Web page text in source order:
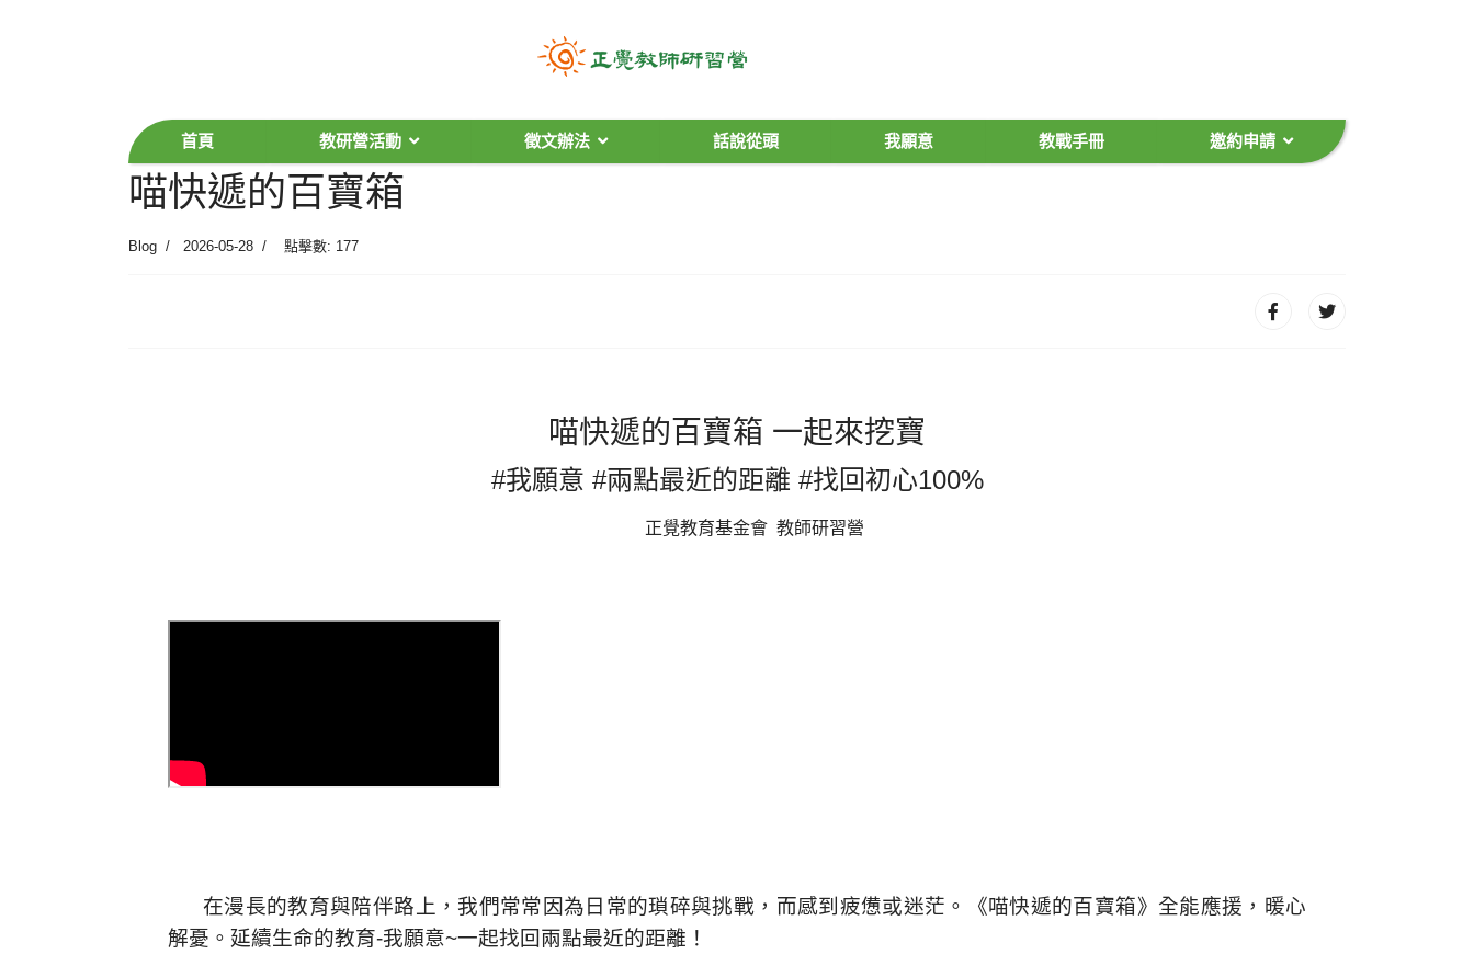
首頁 教研營活動 徵文辦法 話說從頭 我願意 教戰手冊 邀約申請
喵快遞的百寶箱
Blog 2026-05-28 點擊數: 177
喵快遞的百寶箱 一起來挖寶
#我願意 #兩點最近的距離 #找回初心100%
正覺教育基金會 教師研習營
在漫長的教育與陪伴路上，我們常常因為日常的瑣碎與挑戰，而感到疲憊或迷茫。《喵快遞的百寶箱》全能應援，暖心
解憂。延續生命的教育-我願意~一起找回兩點最近的距離！